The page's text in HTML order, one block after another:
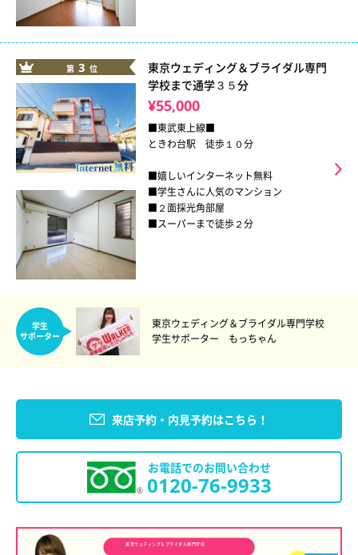
第 3 位
東京ウェディング＆ブライダル専門
学校まで通学３５分
¥55,000
■東武東上線■
ときわ台駅 徒歩１０分
■嬉しいインターネット無料
■学生さんに人気のマンション
■２面採光角部屋
■スーパーまで徒歩２分
学生
サポーター
東京ウェディング＆ブライダル専門学校
学生サポーター もっちゃん
来店予約・内見予約はこちら！
お電話でのお問い合わせ
0120-76-9933
東京ウェディング＆ブライダル専門学校